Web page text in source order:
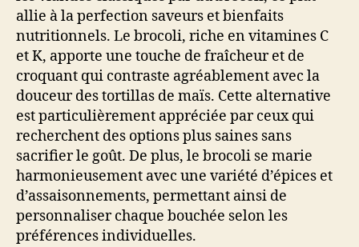
allie à la perfection saveurs et bienfaits
nutritionnels. Le brocoli, riche en vitamines C
et K, apporte une touche de fraîcheur et de
croquant qui contraste agréablement avec la
douceur des tortillas de maïs. Cette alternative
est particulièrement appréciée par ceux qui
recherchent des options plus saines sans
sacrifier le goût. De plus, le brocoli se marie
harmonieusement avec une variété d’épices et
d’assaisonnements, permettant ainsi de
personnaliser chaque bouchée selon les
préférences individuelles.